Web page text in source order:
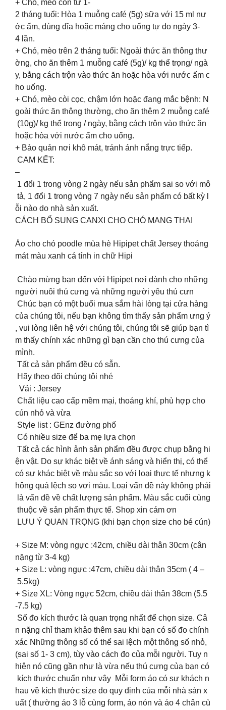
+ Chó, mèo con từ 1-
2 tháng tuổi: Hòa 1 muỗng café (5g) sữa với 15 ml nư
ớc ấm, dùng đĩa hoặc máng cho uống tự do ngày 3-
4 lần.
+ Chó, mèo trên 2 tháng tuổi: Ngoài thức ăn thông thư
ờng, cho ăn thêm 1 muỗng café (5g)/ kg thể trọng/ ngà
y, bằng cách trộn vào thức ăn hoặc hòa với nước ấm c
ho uống.
+ Chó, mèo còi cọc, chậm lớn hoặc đang mắc bệnh: N
goài thức ăn thông thường, cho ăn thêm 2 muỗng café
(10g)/ kg thể trọng / ngày, bằng cách trộn vào thức ăn
hoặc hòa với nước ấm cho uống.
+ Bảo quản nơi khô mát, tránh ánh nắng trực tiếp.
CAM KẾT:
–
1 đổi 1 trong vòng 2 ngày nếu sản phẩm sai so với mô
tả, 1 đổi 1 trong vòng 7 ngày nếu sản phẩm có bất kỳ l
ỗi nào do nhà sản xuất.
CÁCH BỔ SUNG CANXI CHO CHÓ MANG THAI
Áo cho chó poodle mùa hè Hipipet chất Jersey thoáng
mát màu xanh cá tính in chữ Hipi
Chào mừng bạn đến với Hipipet nơi dành cho những
người nuôi thú cưng và những người yêu thú cưn
Chúc bạn có một buổi mua sắm hài lòng tại cửa hàng
của chúng tôi, nếu bạn không tìm thấy sản phẩm ưng ý
, vui lòng liên hệ với chúng tôi, chúng tôi sẽ giúp bạn tì
m thấy chính xác những gì bạn cần cho thú cưng của
mình.
Tất cả sản phẩm đều có sẵn.
Hãy theo dõi chúng tôi nhé
Vải : Jersey
Chất liệu cao cấp mềm mại, thoáng khí, phù hợp cho
cún nhỏ và vừa
Style list : GEnz đường phố
Có nhiều size để ba mẹ lựa chọn
Tất cả các hình ảnh sản phẩm đều được chụp bằng hi
ện vật. Do sự khác biệt về ánh sáng và hiển thị, có thể
có sự khác biệt về màu sắc so với loại thực tế nhưng k
hông quá lệch so vơi màu. Loại vấn đề này không phải
là vấn đề về chất lượng sản phẩm. Màu sắc cuối cùng
thuộc về sản phẩm thực tế. Shop xin cám ơn
LƯU Ý QUAN TRỌNG (khi bạn chọn size cho bé cún)
+ Size M: vòng ngực :42cm, chiều dài thân 30cm (cân
nặng từ 3-4 kg)
+ Size L: vòng ngực :47cm, chiều dài thân 35cm ( 4 –
5.5kg)
+ Size XL: Vòng ngực 52cm, chiều dài thân 38cm (5.5
-7.5 kg)
Số đo kích thước là quan trọng nhất để chọn size. Câ
n nặng chỉ tham khảo thêm sau khi bạn có số đo chính
xác Những thông số có thể sai lệch một thông số nhỏ,
(sai số 1- 3 cm), tùy vào cách đo của mỗi người. Tuy n
hiên nó cũng gần như là vừa nếu thú cưng của bạn có
kích thước chuẩn như vậy Mỗi form áo có sự khách n
hau về kích thước size do quy định của mỗi nhà sản x
uất ( thường áo 3 lỗ cùng form, áo nón và áo 4 chân cù